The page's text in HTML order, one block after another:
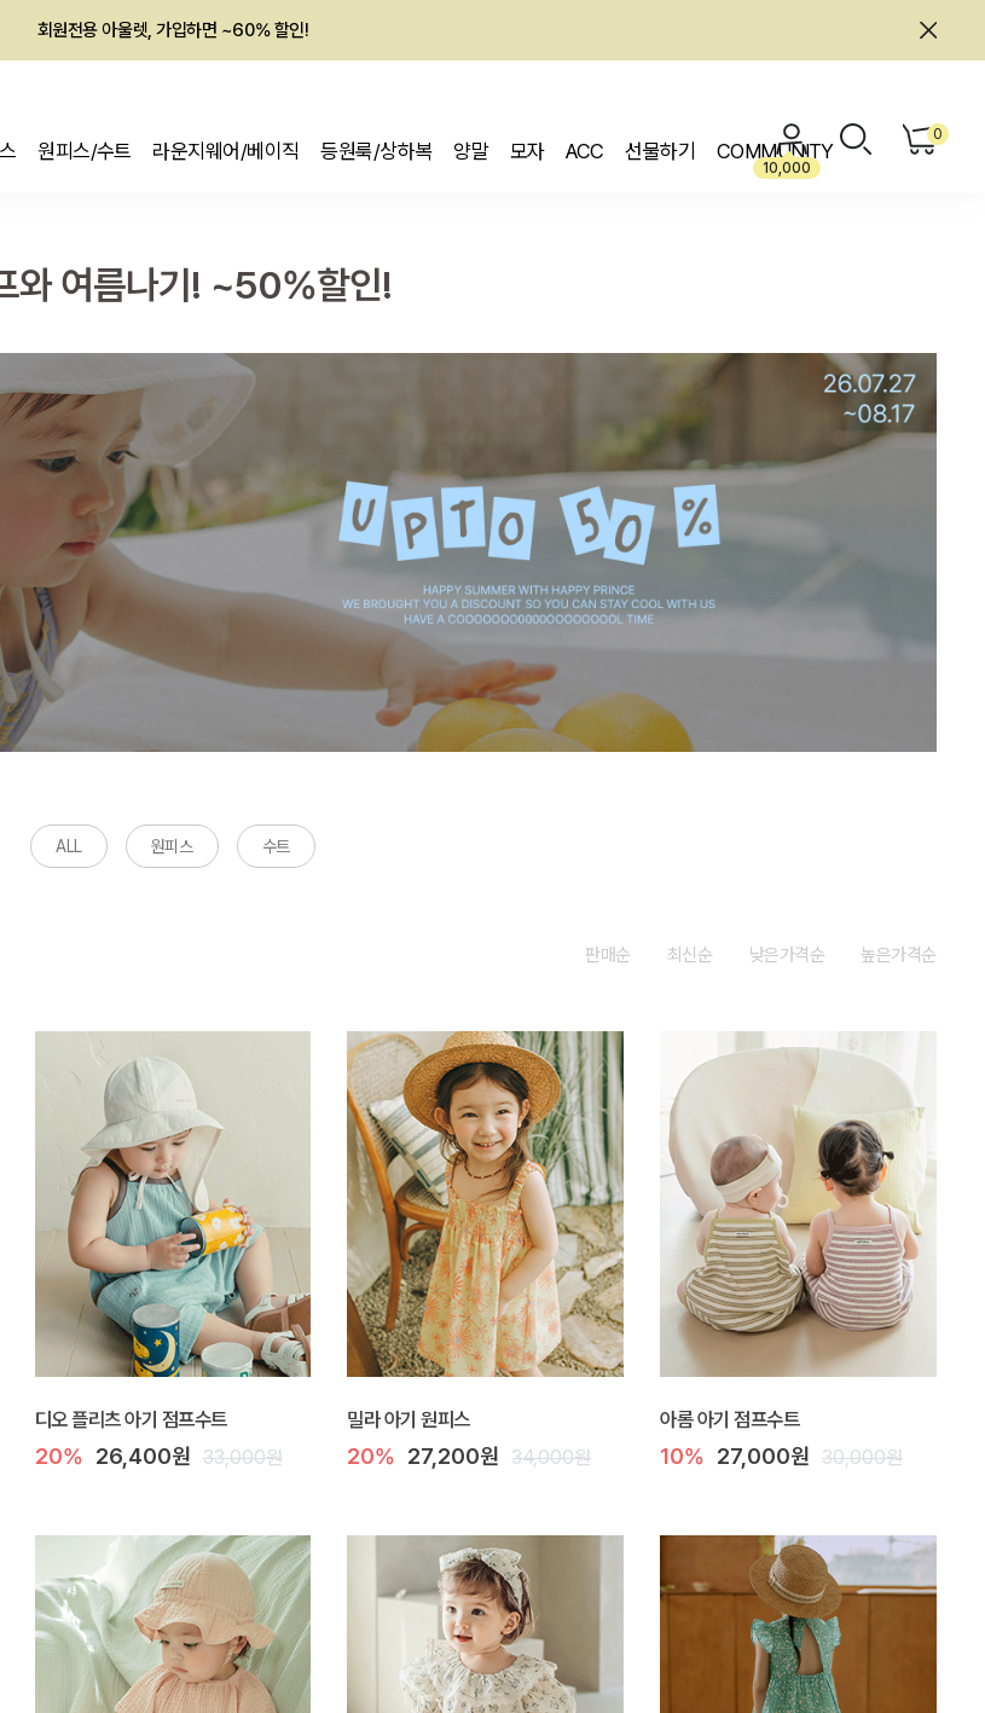
회원전용 아울렛, 가입하면 ~60% 할인!
원피스/수트 라운지웨어/베이직 등원룩/상하복 양말 모자 ACC 선물하기 COMMUNITY
10,000
0
와 여름나기! ~50%할인!
ALL 원피스 수트
판매순 최신순 낮은가격순 높은가격순
디오 플리츠 아기 점프수트
20% 26,400원 33,000원
밀라 아기 원피스
20% 27,200원 34,000원
아롬 아기 점프수트
10% 27,000원 30,000원